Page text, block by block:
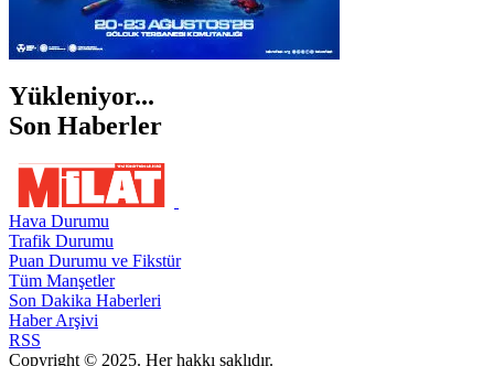
Yükleniyor...
Son Haberler
Hava Durumu
Trafik Durumu
Puan Durumu ve Fikstür
Tüm Manşetler
Son Dakika Haberleri
Haber Arşivi
RSS
Copyright © 2025. Her hakkı saklıdır.